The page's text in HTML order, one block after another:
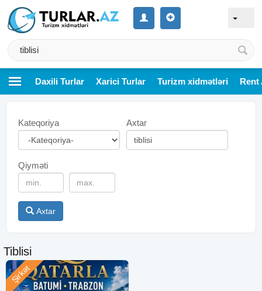
Daxili Turlar Xarici Turlar Turizm xidmətləri Rent
Kateqoriya Axtar
Qiyməti
Axtar
Tiblisi
Şirkət